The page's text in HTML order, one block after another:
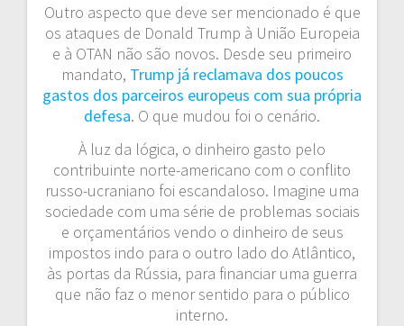
Outro aspecto que deve ser mencionado é que
os ataques de Donald Trump à União Europeia
e à OTAN não são novos. Desde seu primeiro
mandato, Trump já reclamava dos poucos
gastos dos parceiros europeus com sua própria
defesa. O que mudou foi o cenário.
À luz da lógica, o dinheiro gasto pelo
contribuinte norte-americano com o conflito
russo-ucraniano foi escandaloso. Imagine uma
sociedade com uma série de problemas sociais
e orçamentários vendo o dinheiro de seus
impostos indo para o outro lado do Atlântico,
às portas da Rússia, para financiar uma guerra
que não faz o menor sentido para o público
interno.